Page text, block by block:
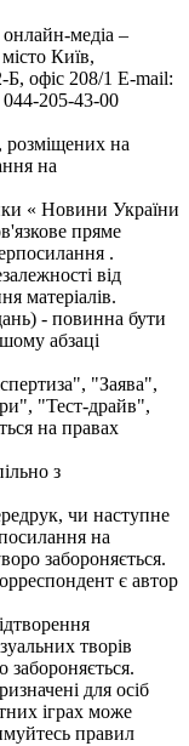
медіа –
Київ,
офіс 208/1 E-mail:
205-43-00
розміщених на
на
« Новини України
пряме
.
від
матеріалів.
- повинна бути
абзаці
"Заява",
"Тест-драйв",
на правах
з
чи наступне
на
забороняється.
є автор
творів
забороняється.
для осіб
іграх може
правил